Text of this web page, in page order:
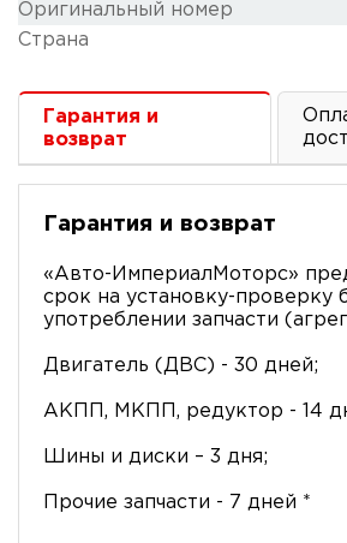
Оригинальный номер
Cтрана
Гарантия и
возврат
Гарантия и возврат
«Авто-ИмпериалМоторс»
срок на установку-проверку
употреблении запчасти
Двигатель (ДВС) - 30 дней;
АКПП, МКПП, редуктор - 14
Шины и диски – 3 дня;
Прочие запчасти - 7 дней *